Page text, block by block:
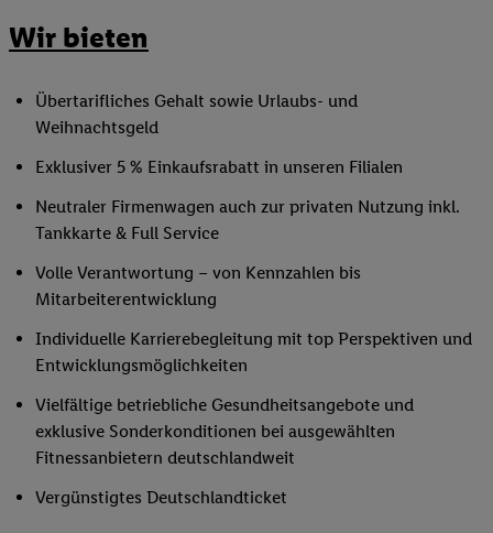
Wir bieten
Übertarifliches Gehalt sowie Urlaubs- und
Weihnachtsgeld
Exklusiver 5 % Einkaufsrabatt in unseren Filialen
Neutraler Firmenwagen auch zur privaten Nutzung inkl.
Tankkarte & Full Service
Volle Verantwortung – von Kennzahlen bis
Mitarbeiterentwicklung
Individuelle Karrierebegleitung mit top Perspektiven und
Entwicklungsmöglichkeiten
Vielfältige betriebliche Gesundheitsangebote und
exklusive Sonderkonditionen bei ausgewählten
Fitnessanbietern deutschlandweit
Vergünstigtes Deutschlandticket